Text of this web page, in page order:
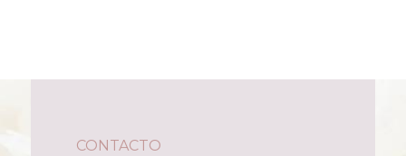
CONTACTO